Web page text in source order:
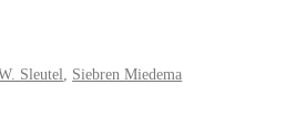
Sleutel Siebren Miedema